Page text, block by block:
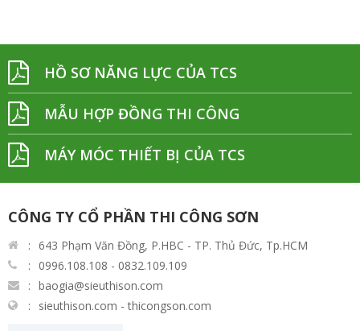
HỒ SƠ NĂNG LỰC CỦA TCS
MẪU HỢP ĐỒNG THI CÔNG
MÁY MÓC THIẾT BỊ CỦA TCS
CÔNG TY CỔ PHẦN THI CÔNG SƠN
643 Phạm Văn Đồng, P.HBC - TP. Thủ Đức, Tp.HCM
0996.108.108 - 0832.109.109
baogia@sieuthison.com
sieuthison.com - thicongson.com